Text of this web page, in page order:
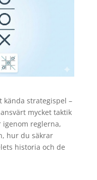
kända strategispel –
mycket taktik
reglerna,
hur du säkrar
historia och de